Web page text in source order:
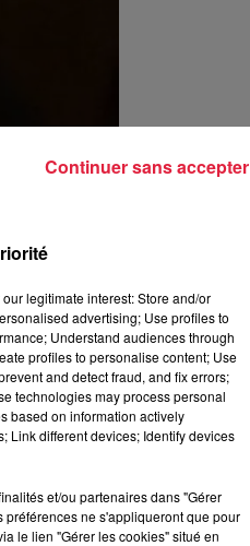
femme de
début
. Dimanche sa
saine et
de la
legitimate interest: Store and/or
advertising; Use profiles to
Understand audiences through
profiles to personalise content; Use
and detect fraud, and fix errors;
technologies may process personal
based on information actively
Link different devices; Identify devices
et/ou partenaires dans "Gérer
préférences ne s'appliqueront que pour
le lien "Gérer les cookies" situé en
Continuer sans accepter